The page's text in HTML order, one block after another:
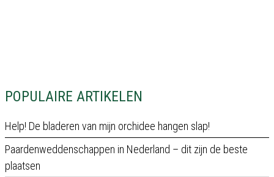
POPULAIRE ARTIKELEN
Help! De bladeren van mijn orchidee hangen slap!
Paardenweddenschappen in Nederland – dit zijn de beste
plaatsen